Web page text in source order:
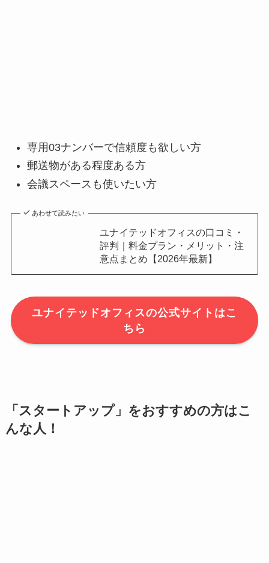
専用03ナンバーで信頼度も欲しい方
郵送物がある程度ある方
会議スペースも使いたい方
あわせて読みたい
ユナイテッドオフィスの口コミ・
評判｜料金プラン・メリット・注
意点まとめ【2026年最新】
ユナイテッドオフィスの公式サイトはこ
ちら
「スタートアップ」をおすすめの方はこ
んな人！